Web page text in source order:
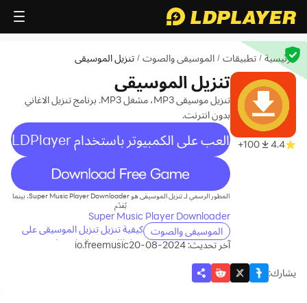
الرئيسية / تطبيقات / الموسيفى والصوت / تنزيل الموسيقى
4.4
100+
تنزيل الموسيقى
تنزيل موسيقى MP3، مشغل MP3. برنامج تنزيل الاغاني
بدون انترنت.
العب على الكمبيوتر باستخدام LDPlayer
recommend
المطور الرسمي لـ تنزيل الموسيقى هو Super Music Player Downloader، بينما
يُقدّم
Super Music Player Downloader
الموسيفى والصوت كيفية تنزيل تنزيل الموسيقى على
جهاز الكمبيوتر الخاص بك
آخر تحديث: 2024-08-20 io.freemusic
يشارك: